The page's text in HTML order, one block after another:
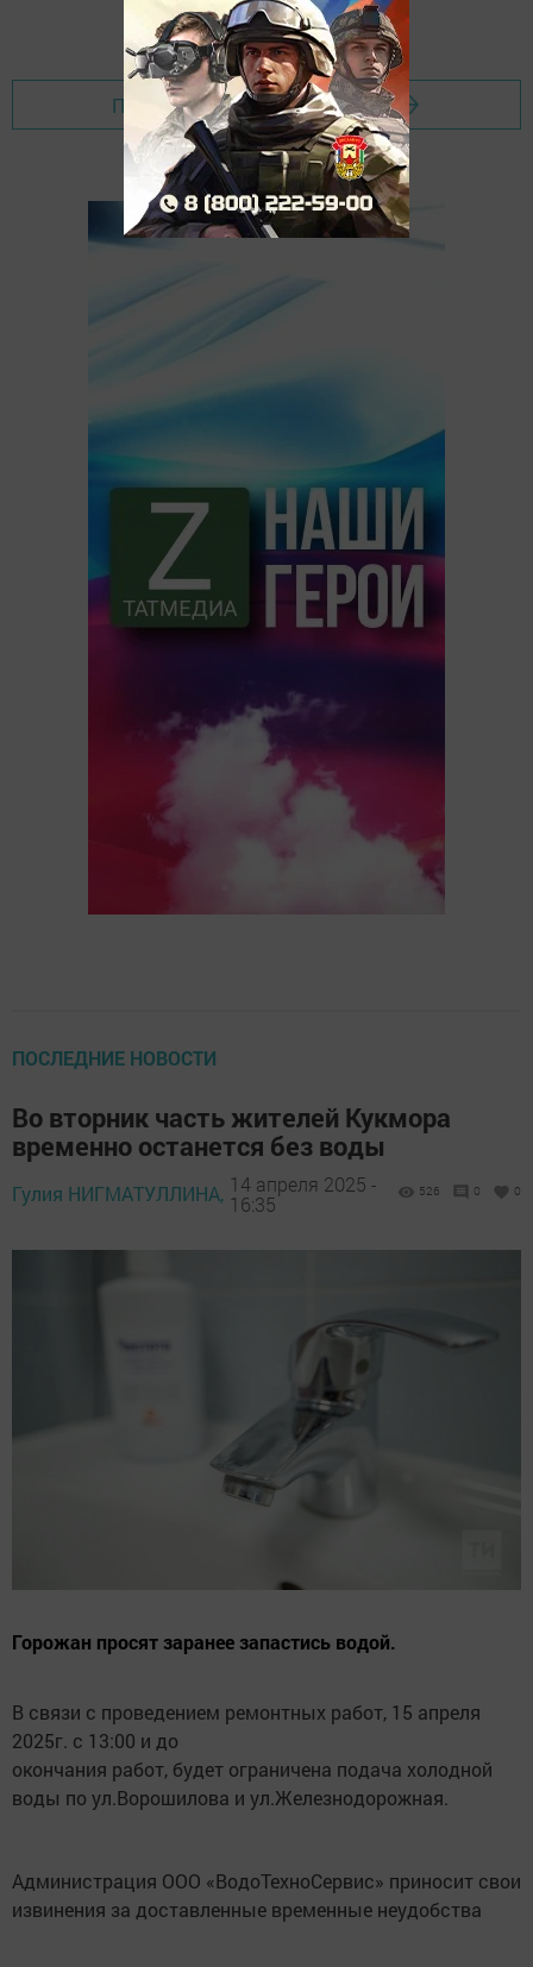
Перейти на страницу новости
ПОСЛЕДНИЕ НОВОСТИ
Во вторник часть жителей Кукмора
временно останется без воды
Гулия НИГМАТУЛЛИНА, 14 апреля 2025 -
16:35
526 0 0
Горожан просят заранее запастись водой.
В связи с проведением ремонтных работ, 15 апреля
2025г. с 13:00 и до
окончания работ, будет ограничена подача холодной
воды по ул.Ворошилова и ул.Железнодорожная.
Администрация ООО «ВодоТехноСервис» приносит свои
извинения за доставленные временные неудобства